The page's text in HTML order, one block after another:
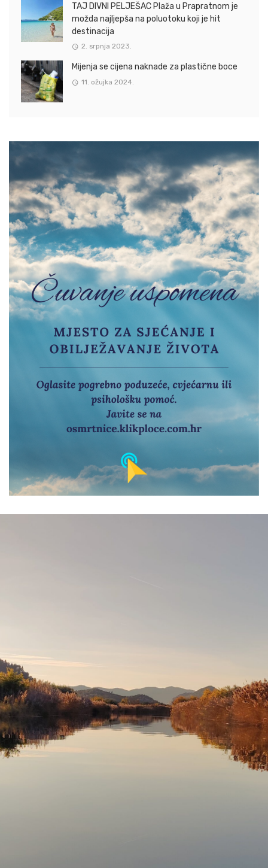
TAJ DIVNI PELJEŠAC Plaža u Prapratnom je
možda najljepša na poluotoku koji je hit
destinacija
2. srpnja 2023.
Mijenja se cijena naknade za plastične boce
11. ožujka 2024.